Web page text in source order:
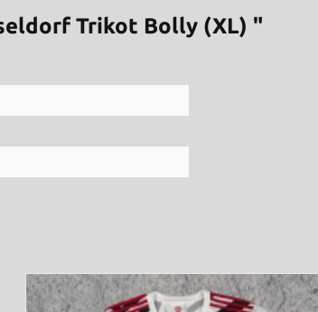
Trikot Bolly (XL) "